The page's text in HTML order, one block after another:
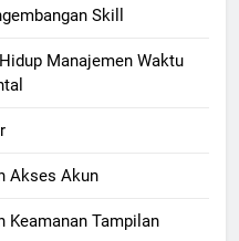
Skill
Manajemen Waktu
Akses Akun
Keamanan Tampilan